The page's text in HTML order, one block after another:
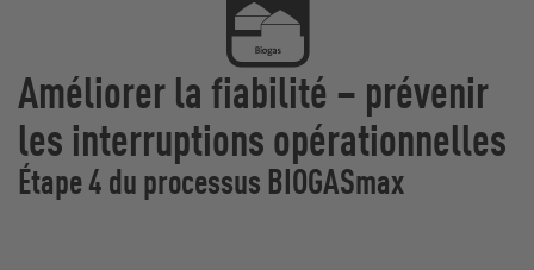
Améliorer la fiabilité – prévenir
les interruptions opérationnelles
Étape 4 du processus BIOGASmax